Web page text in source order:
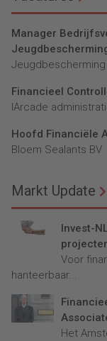
Manager
Financieel
lArcade
Hoofd Financiële
Bloem Sealants BV
Markt Update
Invest-
Voor
hanteerbaar...
Het